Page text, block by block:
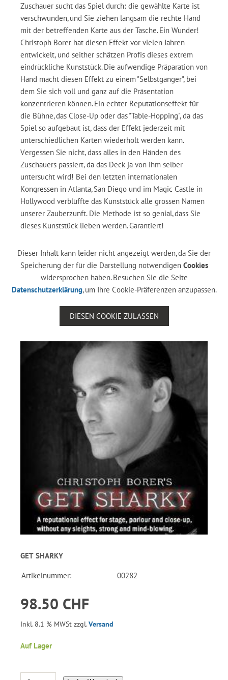
Zuschauer sucht das Spiel durch: die gewählte Karte ist
verschwunden, und Sie ziehen langsam die rechte Hand
mit der betreffenden Karte aus der Tasche. Ein Wunder!
Christoph Borer hat diesen Effekt vor vielen Jahren
entwickelt, und seither schätzen Profis dieses extrem
eindrückliche Kunststück. Die aufwendige Präparation von
Hand macht diesen Effekt zu einem "Selbstgänger", bei
dem Sie sich voll und ganz auf die Präsentation
konzentrieren können. Ein echter Reputationseffekt für
die Bühne, das Close-Up oder das "Table-Hopping", da das
Spiel so aufgebaut ist, dass der Effekt jederzeit mit
unterschiedlichen Karten wiederholt werden kann.
Vergessen Sie nicht, dass alles in den Händen des
Zuschauers passiert, da das Deck ja von ihm selber
untersucht wird! Bei den letzten internationalen
Kongressen in Atlanta, San Diego und im Magic Castle in
Hollywood verblüffte das Kunststück alle grossen Namen
unserer Zauberzunft. Die Methode ist so genial, dass Sie
dieses Kunststück lieben werden. Garantiert!
Dieser Inhalt kann leider nicht angezeigt werden, da Sie der
Speicherung der für die Darstellung notwendigen Cookies
widersprochen haben. Besuchen Sie die Seite
Datenschutzerklärung, um Ihre Cookie-Präferenzen anzupassen.
DIESEN COOKIE ZULASSEN
GET SHARKY
Artikelnummer: 00282
98.50 CHF
Inkl. 8.1 % MWSt zzgl.Versand
Auf Lager